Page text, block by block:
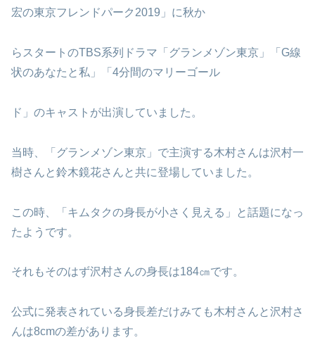
宏の東京フレンドパーク2019」に秋か
らスタートのTBS系列ドラマ「グランメゾン東京」「G線
状のあなたと私」「4分間のマリーゴール
ド」のキャストが出演していました。
当時、「グランメゾン東京」で主演する木村さんは沢村一
樹さんと鈴木鏡花さんと共に登場していました。
この時、「キムタクの身長が小さく見える」と話題になっ
たようです。
それもそのはず沢村さんの身長は184㎝です。
公式に発表されている身長差だけみても木村さんと沢村さ
んは8cmの差があります。